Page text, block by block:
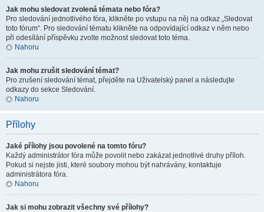
Jak mohu sledovat zvolená témata nebo fóra?
Pro sledování jednotlivého fóra, klikněte po vstupu na něj na odkaz „Sledovat
toto fórum“. Pro sledování tématu klikněte na odpovídající odkaz v něm nebo
při odesílání příspěvku zvolte možnost sledovat toto téma.
Nahoru
Jak mohu zrušit sledování témat?
Pro zrušení sledování témat, přejděte na Uživatelský panel a následujte
odkazy do sekce Sledování.
Nahoru
Přílohy
Jaké přílohy jsou povolené na tomto fóru?
Každý administrátor fóra může povolit nebo zakázat jednotlivé druhy příloh.
Pokud si nejste jisti, které soubory mohou být nahrávány, kontaktuje
administrátora fóra.
Nahoru
Jak si mohu zobrazit všechny své přílohy?